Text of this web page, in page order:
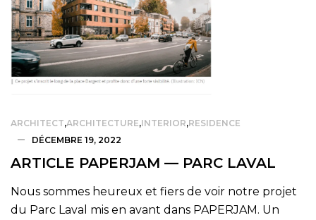
ARCHITECT,ARCHITECTURE,INTERIOR,RESIDENCE
DÉCEMBRE 19, 2022
ARTICLE PAPERJAM — PARC LAVAL
Nous sommes heureux et fiers de voir notre projet
du Parc Laval mis en avant dans PAPERJAM. Un